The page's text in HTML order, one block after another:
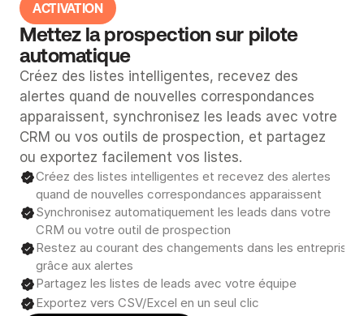
ACTIVATION
Mettez la prospection sur pilote
automatique
Créez des listes intelligentes, recevez des
alertes quand de nouvelles correspondances
apparaissent, synchronisez les leads avec votre
CRM ou vos outils de prospection, et partagez
ou exportez facilement vos listes.
Créez des listes intelligentes et recevez des alertes
quand de nouvelles correspondances apparaissent
Synchronisez automatiquement les leads dans votre
CRM ou votre outil de prospection
Restez au courant des changements dans les entreprises
grâce aux alertes
Partagez les listes de leads avec votre équipe
Exportez vers CSV/Excel en un seul clic